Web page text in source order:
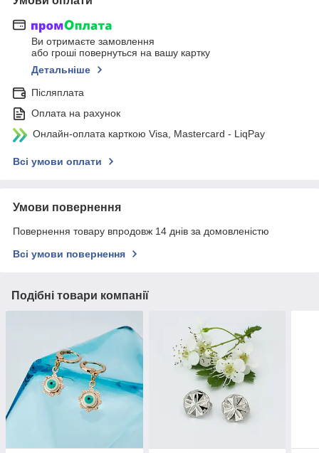
Ви отримаєте замовлення
або гроші повернуться на вашу картку
Детальніше
Післяплата
Оплата на рахунок
Онлайн-оплата карткою Visa, Mastercard - LiqPay
Всі умови оплати
Умови повернення
Повернення товару впродовж 14 днів за домовленістю
Всі умови повернення
Подібні товари компанії